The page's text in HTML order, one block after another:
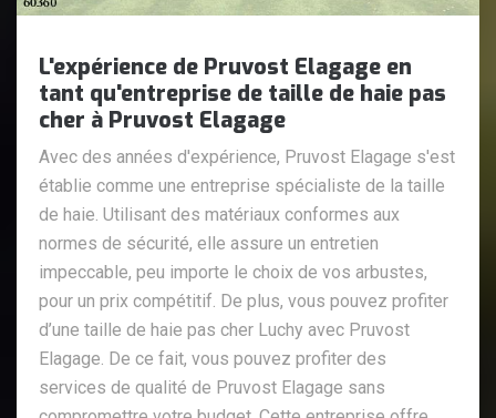
L'expérience de Pruvost Elagage en
tant qu'entreprise de taille de haie pas
cher à Pruvost Elagage
Avec des années d'expérience, Pruvost Elagage s'est
établie comme une entreprise spécialiste de la taille
de haie. Utilisant des matériaux conformes aux
normes de sécurité, elle assure un entretien
impeccable, peu importe le choix de vos arbustes,
pour un prix compétitif. De plus, vous pouvez profiter
d’une taille de haie pas cher Luchy avec Pruvost
Elagage. De ce fait, vous pouvez profiter des
services de qualité de Pruvost Elagage sans